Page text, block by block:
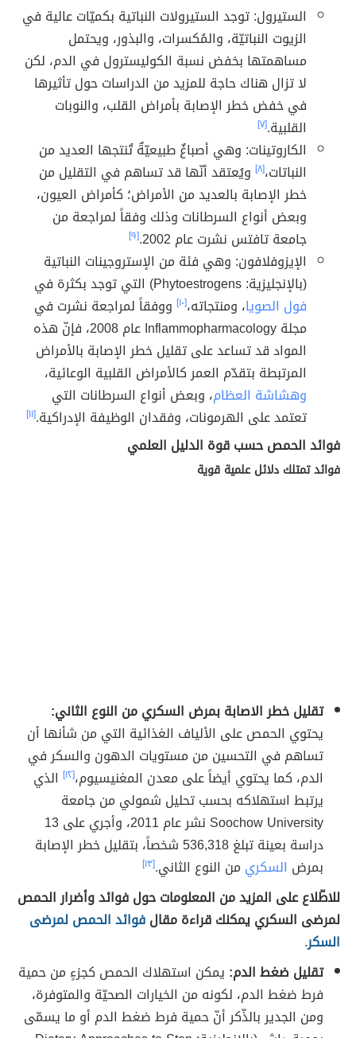
الستيرول: توجد الستيرولات النباتية بكميّات عالية في
الزيوت النباتيّة، والمُكسرات، والبذور، ويحتمل
مساهمتها بخفض نسبة الكوليسترول في الدم، لكن
لا تزال هناك حاجة للمزيد من الدراسات حول تأثيرها
في خفض خطر الإصابة بأمراض القلب، والنوبات
القلبية.[٧]
الكاروتينات: وهي أصباغٌ طبيعيّةٌ تُنتجها العديد من
النباتات،[٨] ويُعتقد أنّها قد تساهم في التقليل من
خطر الإصابة بالعديد من الأمراض؛ كأمراض العيون،
وبعض أنواع السرطانات وذلك وفقاً لمراجعة من
جامعة تافتس نشرت عام 2002.
[٩]
الإيزوفلافون: وهي فئة من الإستروجينات النباتية
(بالإنجليزية: Phytoestrogens) التي توجد بكثرة في
فول الصويا، ومنتجاته،[١٠] ووفقاً لمراجعة نشرت في
مجلة Inflammopharmacology عام 2008، فإنّ هذه
المواد قد تساعد على تقليل خطر الإصابة بالأمراض
المرتبطة بتقدّم العمر كالأمراض القلبية الوعائية،
وهشاشة العظام، وبعض أنواع السرطانات التي
تعتمد على الهرمونات، وفقدان الوظيفة الإدراكية.[١١]
فوائد الحمص حسب قوة الدليل العلمي
فوائد تمتلك دلائل علمية قوية
تقليل خطر الاصابة بمرض السكري من النوع الثاني:
يحتوي الحمص على الألياف الغذائية التي من شأنها أن
تساهم في التحسين من مستويات الدهون والسكر في
الدم، كما يحتوي أيضاً على معدن المغنيسيوم،[١٢] الذي
يرتبط استهلاكه بحسب تحليل شمولي من جامعة
Soochow University نشر عام 2011، وأجري على 13
دراسة بعينة تبلغ 536,318 شخصاً، بتقليل خطر الإصابة
بمرض السكري من النوع الثاني.[١٣]
للاطّلاع على المزيد من المعلومات حول فوائد وأضرار الحمص
لمرضى السكري يمكنك قراءة مقالفوائد الحمص لمرضى
السكر.
تقليل ضغط الدم: يمكن استهلاك الحمص كجزءٍ من حمية
فرط ضغط الدم، لكونه من الخيارات الصحيّة والمتوفرة،
ومن الجدير بالذّكر أنّ حمية فرط ضغط الدم أو ما يسمّى